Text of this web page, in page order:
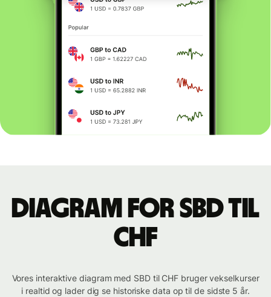
Diagram for SBD til
CHF
Vores interaktive diagram med SBD til CHF bruger vekselkurser
i realtid og lader dig se historiske data op til de sidste 5 år.